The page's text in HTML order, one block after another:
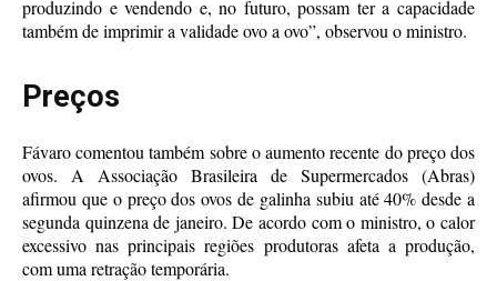
produzindo e vendendo e, no futuro, possam ter a capacidade
também de imprimir a validade ovo a ovo”, observou o ministro.
Preços
Fávaro comentou também sobre o aumento recente do preço dos
ovos. A Associação Brasileira de Supermercados (Abras)
afirmou que o preço dos ovos de galinha subiu até 40% desde a
segunda quinzena de janeiro. De acordo com o ministro, o calor
excessivo nas principais regiões produtoras afeta a produção,
com uma retração temporária.